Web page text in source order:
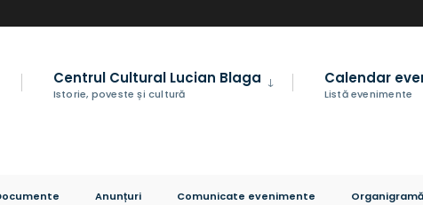
Centrul Cultural Lucian Blaga
Istorie, poveste și cultură
Calendar
Listă evenimente
Anunțuri Comunicate evenimente Organigramă